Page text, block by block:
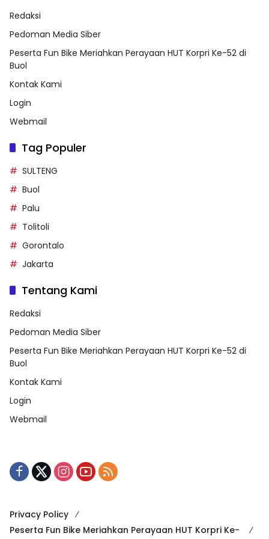
Redaksi
Pedoman Media Siber
Peserta Fun Bike Meriahkan Perayaan HUT Korpri Ke-52 di
Buol
Kontak Kami
Login
SULTENG
Buol
Palu
Tolitoli
Gorontalo
Redaksi
Pedoman Media Siber
Peserta Fun Bike Meriahkan Perayaan HUT Korpri Ke-52 di
Buol
Kontak Kami
Login
Privacy Policy